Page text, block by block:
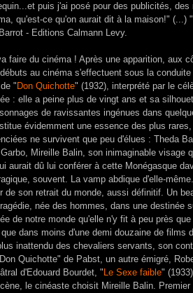
puis j'ai posé pour des publicités,
qu'est-ce qu'on aurait dit à la maison!" (...)
- Editions Calmann Levy.
faire du cinéma ! Après une apparition, aux
au cinéma s'effectuent sous la
" Don Quichotte" (1932), interprété par le
: elle a peine plus de vingt ans et sa
de ravissantes ingénues dans
évidemment une essence des plus
ne survivent que peu d'élues : Theda
Mireille Balin, son inimaginable visage
aurait dû lui conférer à cette Monégasque
souvent. La vamp abdique d'elle-
de son retrait du monde, aussi définitif. Un
née des hommes, dans une destinée
de notre monde qu'elle n'y fit à peu près
dans moins d'une demi douzaine de films
inattendu des chevaliers servants, son
Quichotte" de Pabst, un autre émigré,
d'Edouard Bourdet, " Le Sexe faible"
le cinéaste choisit Mireille Balin.